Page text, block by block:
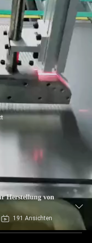
Herstellung von
191 Ansichten